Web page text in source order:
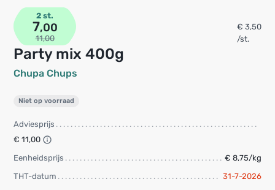
Party mix 400g
Chupa Chups
2 st.
7,00
11,00
€ 3,50
/st.
Niet op voorraad
Adviesprijs
€ 11,00
Eenheidsprijs
€ 8,75/kg
THT-datum
31-7-2026